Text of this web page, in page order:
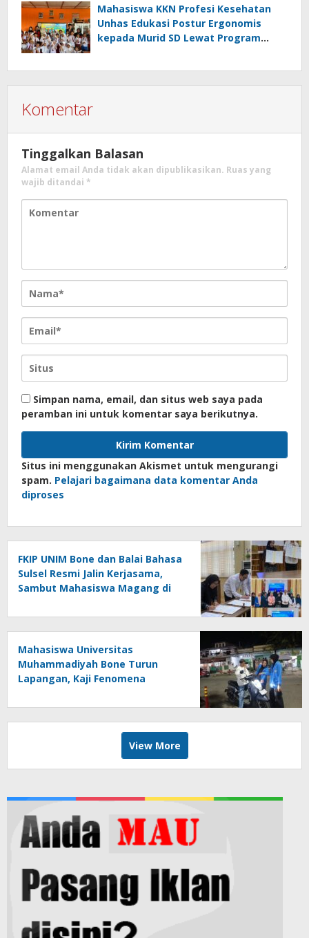
Langkeang
Mahasiswa KKN Profesi Kesehatan
Unhas Edukasi Postur Ergonomis
kepada Murid SD Lewat Program
Komentar
Tinggalkan Balasan
Alamat email Anda tidak akan dipublikasikan. Ruas yang
wajib ditandai *
Simpan nama, email, dan situs web saya pada
peramban ini untuk komentar saya berikutnya.
Situs ini menggunakan Akismet untuk mengurangi
spam. Pelajari bagaimana data komentar Anda
diproses
FKIP UNIM Bone dan Balai Bahasa
Sulsel Resmi Jalin Kerjasama,
Sambut Mahasiswa Magang di
Mahasiswa Universitas
Muhammadiyah Bone Turun
Lapangan, Kaji Fenomena
melalui Riset FOTOFOBIA
View More